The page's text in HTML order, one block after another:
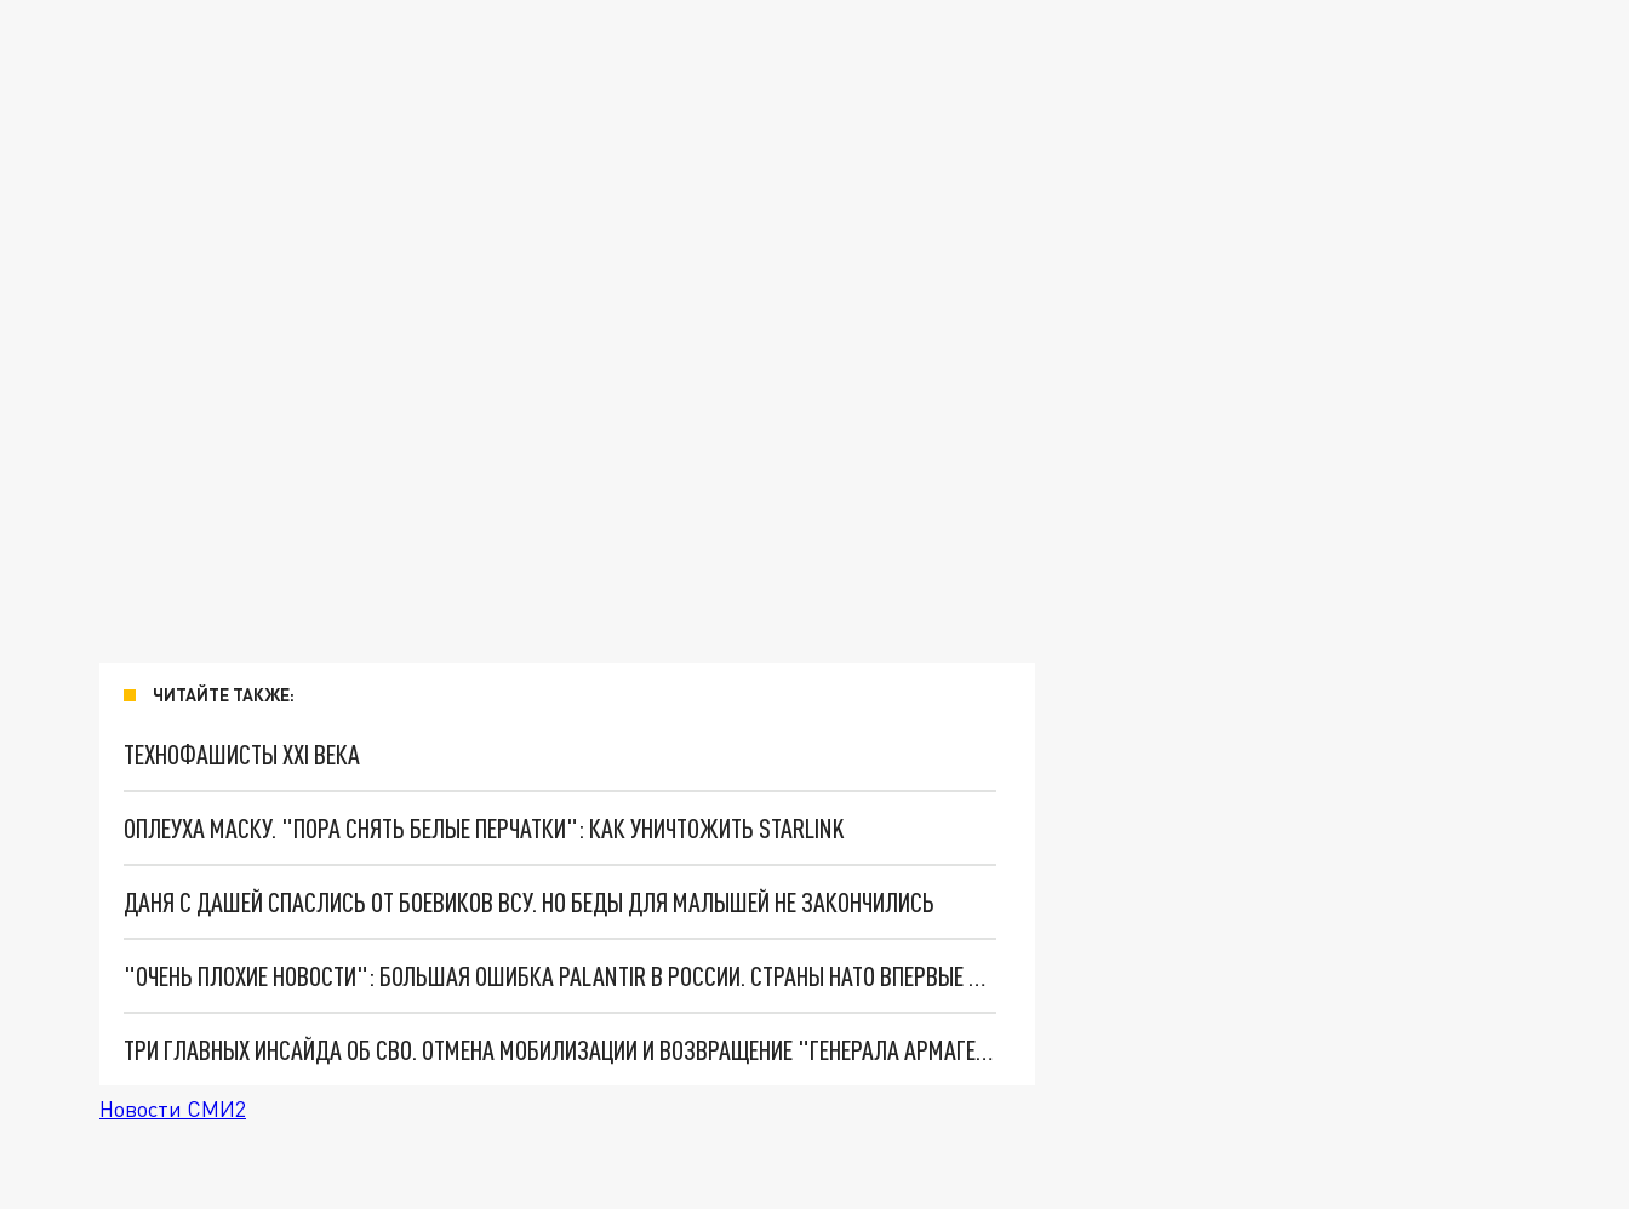
ЧИТАЙТЕ ТАКЖЕ:
ТЕХНОФАШИСТЫ XXI ВЕКА
ОПЛЕУХА МАСКУ. "ПОРА СНЯТЬ БЕЛЫЕ ПЕРЧАТКИ": КАК УНИЧТОЖИТЬ STARLINK
ДАНЯ С ДАШЕЙ СПАСЛИСЬ ОТ БОЕВИКОВ ВСУ. НО БЕДЫ ДЛЯ МАЛЫШЕЙ НЕ ЗАКОНЧИЛИСЬ
"ОЧЕНЬ ПЛОХИЕ НОВОСТИ": БОЛЬШАЯ ОШИБКА PALANTIR В РОССИИ. СТРАНЫ НАТО ВПЕРВЫЕ ЗА СВО ОСТАНОВИЛИ ПОСТАВКИ ОРУЖИЯ. ВСУ ТЕРЯЮТ ПРИГРАНИЧЬЕ?
ТРИ ГЛАВНЫХ ИНСАЙДА ОБ СВО. ОТМЕНА МОБИЛИЗАЦИИ И ВОЗВРАЩЕНИЕ "ГЕНЕРАЛА АРМАГЕДДОНА"? ОТЛИЧНЫЕ НОВОСТИ, КОТОРЫЕ ЖДАЛИ ВСЕ
Новости СМИ2